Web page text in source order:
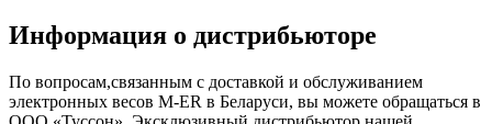
Информация о дистрибьюторе
По вопросам,связанным с доставкой и обслуживанием
электронных весов M-ER в Беларуси, вы можете обращаться в